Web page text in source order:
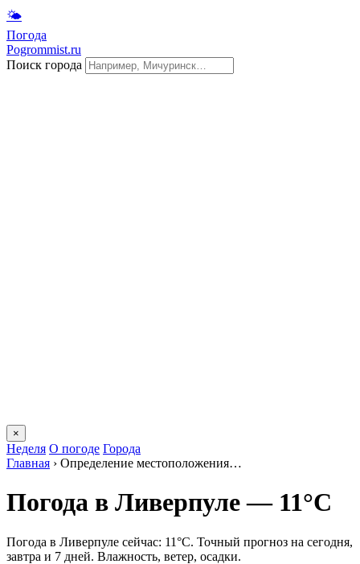
🌤
Погода
Pogrommist.ru
Поиск города
×
Неделя О погоде Города
Главная › Определение местоположения…
Погода в Ливерпуле — 11°C
Погода в Ливерпуле сейчас: 11°C. Точный прогноз на сегодня,
завтра и 7 дней. Влажность, ветер, осадки.